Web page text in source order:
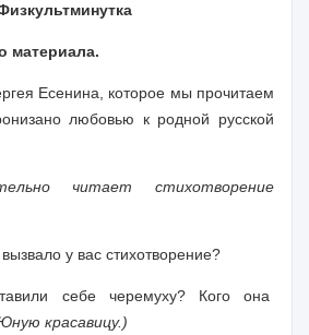
материала.
Есенина, которое мы прочитаем
любовью к родной русской
читает стихотворение
у вас стихотворение?
себе черемуху? Кого она
красавицу.)